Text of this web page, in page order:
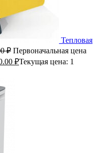
Тепловая
₽ Первоначальная цена
₽Текущая цена: 1